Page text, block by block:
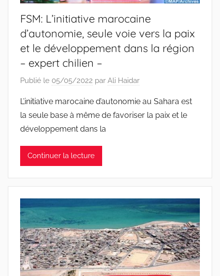
FSM: L’initiative marocaine
d’autonomie, seule voie vers la paix
et le développement dans la région
– expert chilien –
Publié le 05/05/2022 par Ali Haidar
L’initiative marocaine d’autonomie au Sahara est
la seule base à même de favoriser la paix et le
développement dans la
Continuer la lecture